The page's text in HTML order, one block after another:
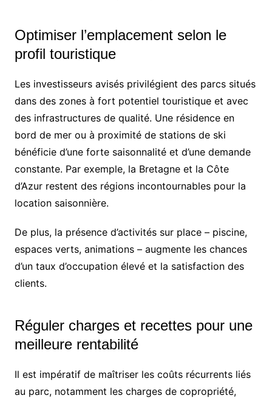
Optimiser l’emplacement selon le
profil touristique
Les investisseurs avisés privilégient des parcs situés
dans des zones à fort potentiel touristique et avec
des infrastructures de qualité. Une résidence en
bord de mer ou à proximité de stations de ski
bénéficie d’une forte saisonnalité et d’une demande
constante. Par exemple, la Bretagne et la Côte
d’Azur restent des régions incontournables pour la
location saisonnière.
De plus, la présence d’activités sur place – piscine,
espaces verts, animations – augmente les chances
d’un taux d’occupation élevé et la satisfaction des
clients.
Réguler charges et recettes pour une
meilleure rentabilité
Il est impératif de maîtriser les coûts récurrents liés
au parc, notamment les charges de copropriété,